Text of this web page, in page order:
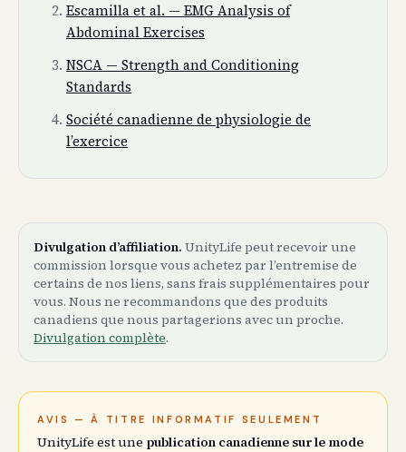
Escamilla et al. — EMG Analysis of
Abdominal Exercises
NSCA — Strength and Conditioning
Standards
Société canadienne de physiologie de
l’exercice
Divulgation d’affiliation. UnityLife peut recevoir une
commission lorsque vous achetez par l’entremise de
certains de nos liens, sans frais supplémentaires pour
vous. Nous ne recommandons que des produits
canadiens que nous partagerions avec un proche.
Divulgation complète.
AVIS — À TITRE INFORMATIF SEULEMENT
UnityLife est une publication canadienne sur le mode